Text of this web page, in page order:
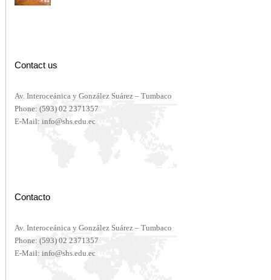
Contact us
Av. Interoceánica y González Suárez – Tumbaco
Phone: (593) 02 2371357
E-Mail: info@shs.edu.ec
Contacto
Av. Interoceánica y González Suárez – Tumbaco
Phone: (593) 02 2371357
E-Mail: info@shs.edu.ec